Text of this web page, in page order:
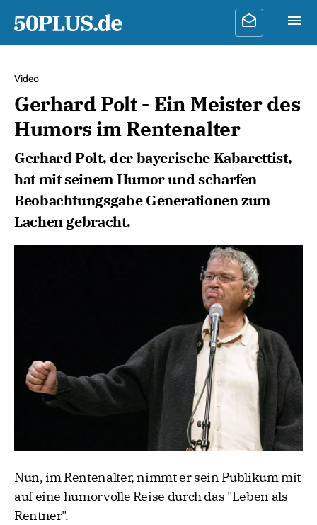
Video
Gerhard Polt - Ein Meister des
Humors im Rentenalter
Gerhard Polt, der bayerische Kabarettist,
hat mit seinem Humor und scharfen
Beobachtungsgabe Generationen zum
Lachen gebracht.
Nun, im Rentenalter, nimmt er sein Publikum mit
auf eine humorvolle Reise durch das "Leben als
Rentner".